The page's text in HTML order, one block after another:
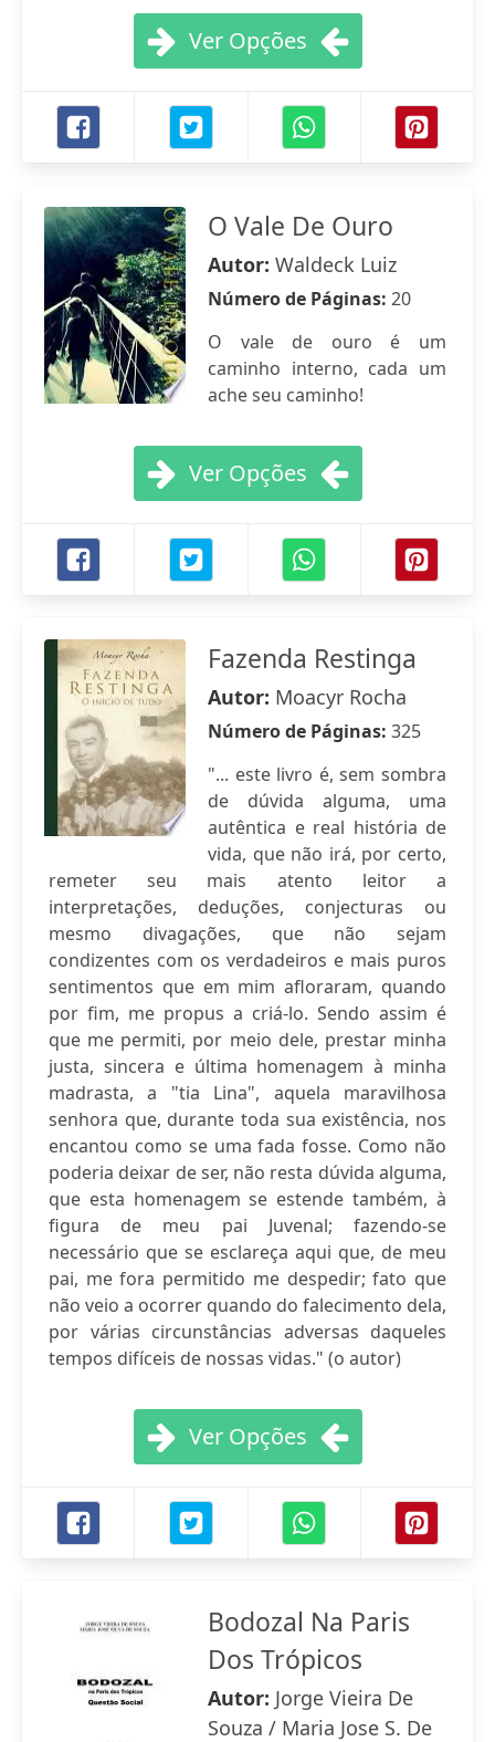
Ver Opções
O Vale De Ouro
Autor: Waldeck Luiz
Número de Páginas: 20
O vale de ouro é um
caminho interno, cada um
ache seu caminho!
Ver Opções
Fazenda Restinga
Autor: Moacyr Rocha
Número de Páginas: 325
"... este livro é, sem sombra
de dúvida alguma, uma
autêntica e real história de
vida, que não irá, por certo,
remeter seu mais atento leitor a
interpretações, deduções, conjecturas ou
mesmo divagações, que não sejam
condizentes com os verdadeiros e mais puros
sentimentos que em mim afloraram, quando
por fim, me propus a criá-lo. Sendo assim é
que me permiti, por meio dele, prestar minha
justa, sincera e última homenagem à minha
madrasta, a "tia Lina", aquela maravilhosa
senhora que, durante toda sua existência, nos
encantou como se uma fada fosse. Como não
poderia deixar de ser, não resta dúvida alguma,
que esta homenagem se estende também, à
figura de meu pai Juvenal; fazendo-se
necessário que se esclareça aqui que, de meu
pai, me fora permitido me despedir; fato que
não veio a ocorrer quando do falecimento dela,
por várias circunstâncias adversas daqueles
tempos difíceis de nossas vidas." (o autor)
Ver Opções
Bodozal Na Paris
Dos Trópicos
Autor: Jorge Vieira De
Souza / Maria Jose S. De